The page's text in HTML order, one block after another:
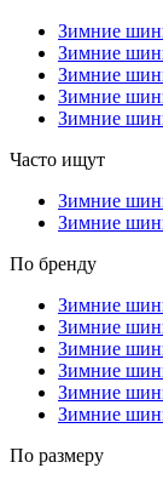
Зимние
Зимние
Зимние
Зимние
Зимние
Часто ищут
Зимние
Зимние
По бренду
Зимние
Зимние
Зимние
Зимние
Зимние
Зимние
По размеру